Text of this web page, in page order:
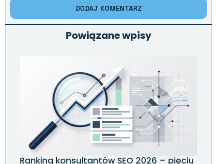
Powiązane wpisy
Ranking konsultantów SEO 2026 – pięciu